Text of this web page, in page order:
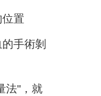
置
手術剝
法"，就